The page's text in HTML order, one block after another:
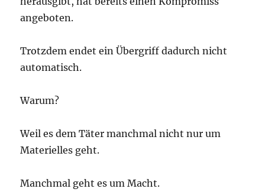
angeboten.
Trotzdem endet ein Übergriff dadurch nicht
automatisch.
Warum?
Weil es dem Täter manchmal nicht nur um
Materielles geht.
Manchmal geht es um Macht.